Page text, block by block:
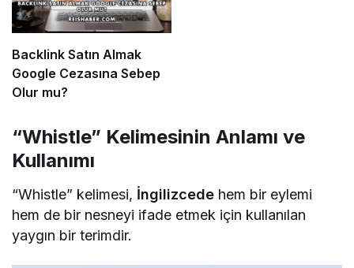
Backlink Satın Almak
Google Cezasına Sebep
Olur mu?
“Whistle” Kelimesinin Anlamı ve
Kullanımı
“Whistle” kelimesi, İngilizcede hem bir eylemi
hem de bir nesneyi ifade etmek için kullanılan
yaygın bir terimdir.